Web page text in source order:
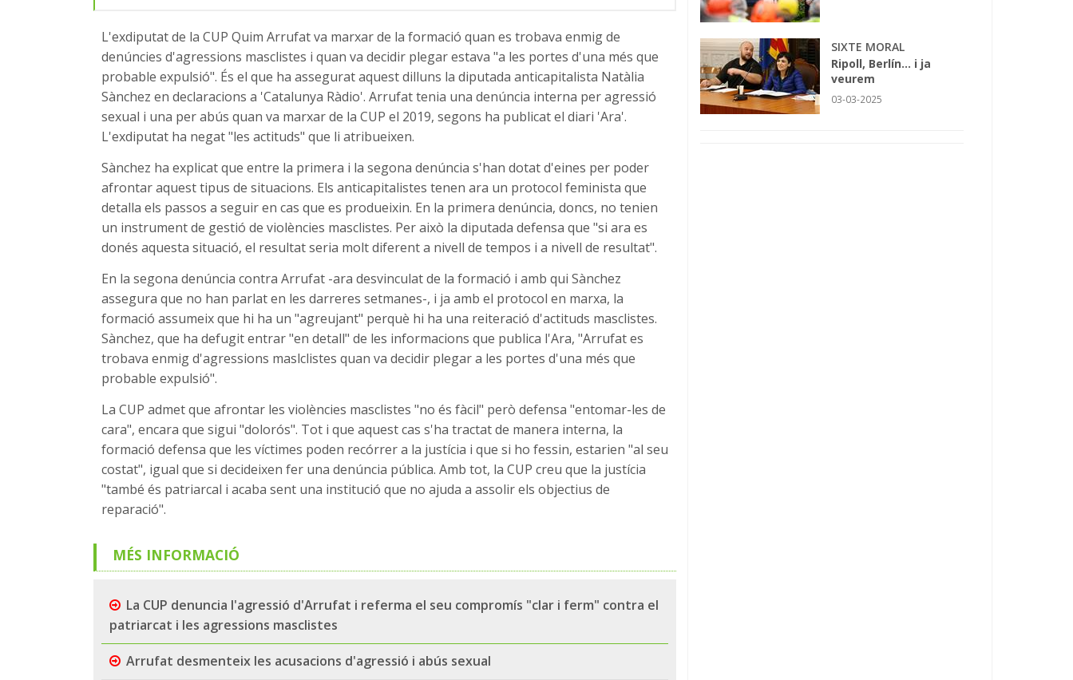
L'exdiputat de la CUP Quim Arrufat va marxar de la formació quan es trobava enmig de
denúncies d'agressions masclistes i quan va decidir plegar estava "a les portes d'una més que
probable expulsió". És el que ha assegurat aquest dilluns la diputada anticapitalista Natàlia
Sànchez en declaracions a 'Catalunya Ràdio'. Arrufat tenia una denúncia interna per agressió
sexual i una per abús quan va marxar de la CUP el 2019, segons ha publicat el diari 'Ara'.
L'exdiputat ha negat "les actituds" que li atribueixen.
Sànchez ha explicat que entre la primera i la segona denúncia s'han dotat d'eines per poder
afrontar aquest tipus de situacions. Els anticapitalistes tenen ara un protocol feminista que
detalla els passos a seguir en cas que es produeixin. En la primera denúncia, doncs, no tenien
un instrument de gestió de violències masclistes. Per això la diputada defensa que "si ara es
donés aquesta situació, el resultat seria molt diferent a nivell de tempos i a nivell de resultat".
En la segona denúncia contra Arrufat -ara desvinculat de la formació i amb qui Sànchez
assegura que no han parlat en les darreres setmanes-, i ja amb el protocol en marxa, la
formació assumeix que hi ha un "agreujant" perquè hi ha una reiteració d'actituds masclistes.
Sànchez, que ha defugit entrar "en detall" de les informacions que publica l'Ara, "Arrufat es
trobava enmig d'agressions maslclistes quan va decidir plegar a les portes d'una més que
probable expulsió".
La CUP admet que afrontar les violències masclistes "no és fàcil" però defensa "entomar-les de
cara", encara que sigui "dolorós". Tot i que aquest cas s'ha tractat de manera interna, la
formació defensa que les víctimes poden recórrer a la justícia i que si ho fessin, estarien "al seu
costat", igual que si decideixen fer una denúncia pública. Amb tot, la CUP creu que la justícia
"també és patriarcal i acaba sent una institució que no ajuda a assolir els objectius de
reparació".
MÉS INFORMACIÓ
La CUP denuncia l'agressió d'Arrufat i referma el seu compromís "clar i ferm" contra el
patriarcat i les agressions masclistes
Arrufat desmenteix les acusacions d'agressió i abús sexual
SIXTE MORAL
Ripoll, Berlín... i ja
veurem
03-03-2025